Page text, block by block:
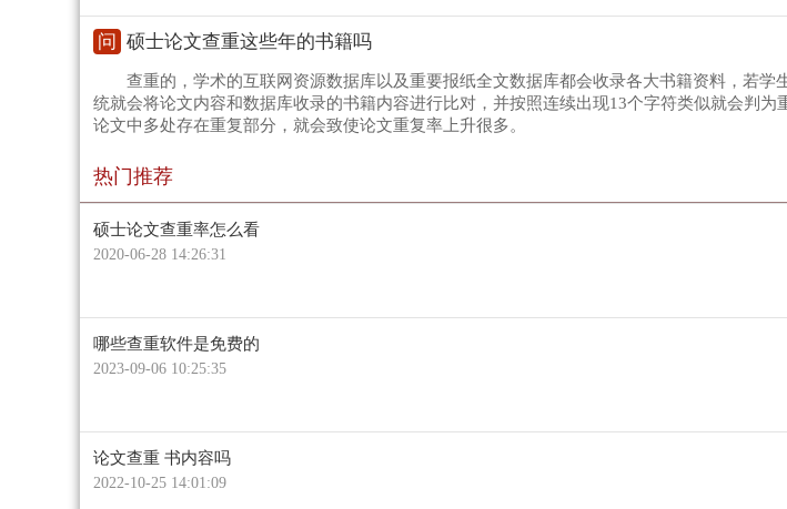
问 硕士论文查重这些年的书籍吗
查重的，学术的互联网资源数据库以及重要报纸全文数据库都会收录各大书籍资料，若学
统就会将论文内容和数据库收录的书籍内容进行比对，并按照连续出现13个字符类似就会判
论文中多处存在重复部分，就会致使论文重复率上升很多。
热门推荐
硕士论文查重率怎么看
2020-06-28 14:26:31
哪些查重软件是免费的
2023-09-06 10:25:35
论文查重 书内容吗
2022-10-25 14:01:09